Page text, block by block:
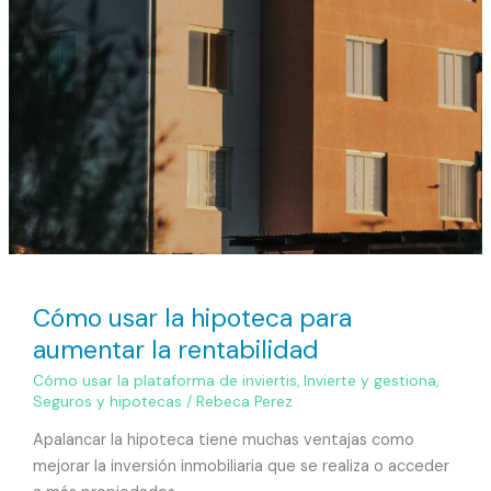
Cómo usar la hipoteca para
aumentar la rentabilidad
Cómo usar la plataforma de inviertis, Invierte y gestiona,
Seguros y hipotecas / Rebeca Perez
Apalancar la hipoteca tiene muchas ventajas como
mejorar la inversión inmobiliaria que se realiza o acceder